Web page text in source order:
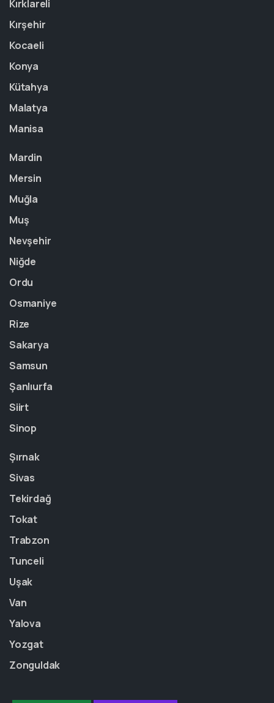
Kırklareli
Kırşehir
Kocaeli
Konya
Kütahya
Malatya
Manisa
Mardin
Mersin
Muğla
Muş
Nevşehir
Niğde
Ordu
Osmaniye
Rize
Sakarya
Samsun
Şanlıurfa
Siirt
Sinop
Şırnak
Sivas
Tekirdağ
Tokat
Trabzon
Tunceli
Uşak
Van
Yalova
Yozgat
Zonguldak